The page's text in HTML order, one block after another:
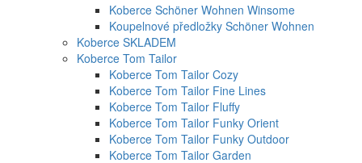
Koberce Schöner Wohnen Winsome
Koupelnové předložky Schöner Wohnen
Koberce SKLADEM
Koberce Tom Tailor
Koberce Tom Tailor Cozy
Koberce Tom Tailor Fine Lines
Koberce Tom Tailor Fluffy
Koberce Tom Tailor Funky Orient
Koberce Tom Tailor Funky Outdoor
Koberce Tom Tailor Garden